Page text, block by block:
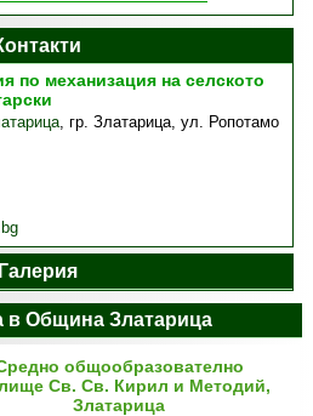
по механизация на селското
,гр. Златарица, ул. Ропотамо
Галерия
Община Златарица
общообразователно
Св. Св. Кирил и Методий,
Златарица